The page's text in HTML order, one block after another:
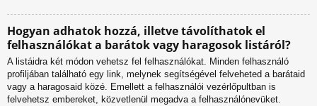
Hogyan adhatok hozzá, illetve távolíthatok el
felhasználókat a barátok vagy haragosok listáról?
A listáidra két módon vehetsz fel felhasználókat. Minden felhasználó
profiljában található egy link, melynek segítségével felveheted a barátaid
vagy a haragosaid közé. Emellett a felhasználói vezérlőpultban is
felvehetsz embereket, közvetlenül megadva a felhasználónevüket.